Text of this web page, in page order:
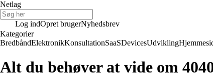
Netlag
Log indOpret brugerNyhedsbrev
Kategorier
BredbåndElektronikKonsultationSaaSDevicesUdvikling
Alt du behøver at vide om